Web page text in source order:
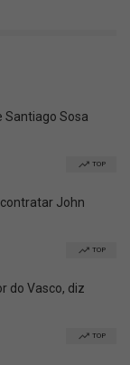
Santiago Sosa
TOP
John
TOP
do Vasco, diz
TOP